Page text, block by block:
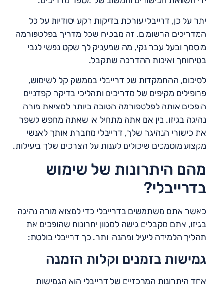
יתר על כן, דרייבלי עורכת בדיקות רקע יסודיות על כל
המדריכים הרשומים. זה מבטיח שכל מדריך בפלטפורמה
מוסמך ובעל עבר נקי, מה שמעניק לך שקט נפשי לגבי
בטיחותך ואיכות ההדרכה שתקבל.
לסיכום, ההתמקדות של דרייבלי בממשק קל לשימוש,
פרופילים מקיפים של מדריכים ותהליכי בדיקה קפדניים
הופכים אותה לפלטפורמה הטובה ביותר למציאת מורה
נהיגה בגיזו. בין אם אתה מתחיל או שאתה מחפש לשפר
את כישורי הנהיגה שלך, דרייבלי מחברת אותך לאנשי
מקצוע מוסמכים שיכולים לענות על הצרכים שלך ביעילות.
מהם היתרונות של שימוש
בדרייבלי?
כאשר אתם משתמשים בדרייבלי כדי למצוא מורה נהיגה
בגיזו, אתם מקבלים גישה למגוון יתרונות שהופכים את
תהליך הלמידה ליעיל ומהנה יותר. כך דרייבלי בולטת:
גמישות בזמנים וקלות הזמנה
אחד היתרונות המרכזיים של דרייבלי הוא הגמישות